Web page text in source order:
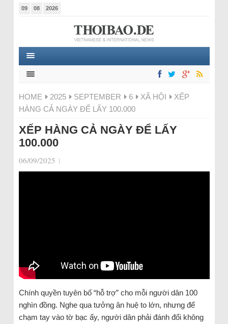
09 08 2026
HOME 2025 SEPTEMBER 6 XÃ HỘI
XẾP
HÀNG CẢ NGÀY ĐỂ LẤY 100.000
XẾP HÀNG CẢ NGÀY ĐỂ LẤY
100.000
06/09/2025 |
Chính quyền tuyên bố “hỗ trợ” cho mỗi người dân 100
nghìn đồng. Nghe qua tưởng ân huệ to lớn, nhưng để
chạm tay vào tờ bạc ấy, người dân phải đánh đổi không